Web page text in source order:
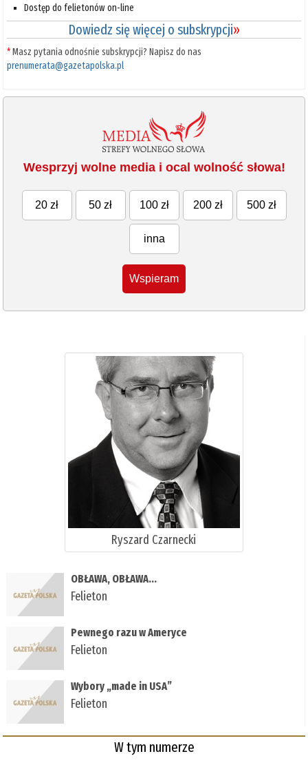
Dostęp do felietonów on-line
Dowiedz się więcej o subskrypcji»
*Masz pytania odnośnie subskrypcji? Napisz do nas
prenumerata@gazetapolska.pl
Wesprzyj wolne media i ocal wolność słowa!
20 zł 50 zł 100 zł 200 zł 500 zł
inna
Wspieram
Ryszard Czarnecki
OBŁAWA, OBŁAWA...
Felieton
Pewnego razu w Ameryce
Felieton
Wybory „made in USA”
Felieton
W tym numerze